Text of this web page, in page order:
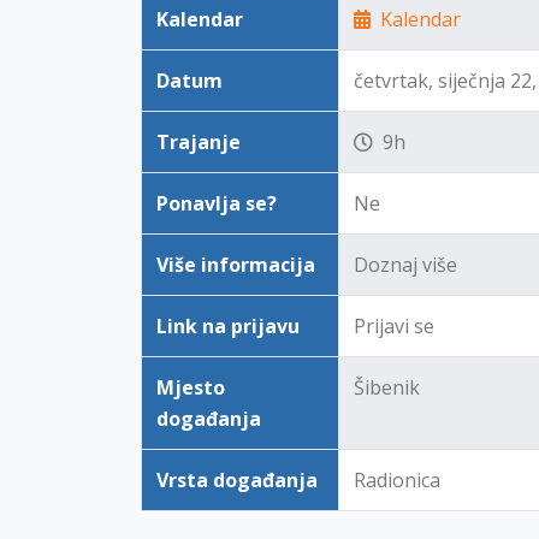
Kalendar Kalendar
Datum četvrtak, siječnja
Trajanje 9h
Ponavlja se? Ne
Više informacija Doznaj više
Link na prijavu Prijavi se
Mjesto
događanja
Šibenik
Vrsta događanja Radionica